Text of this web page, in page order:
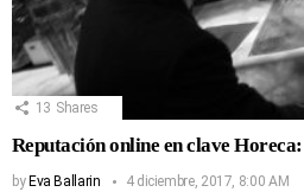
13 Shares
Reputación online en clave
by Eva Ballarin 4 diciembre, 2017, 8:00 AM